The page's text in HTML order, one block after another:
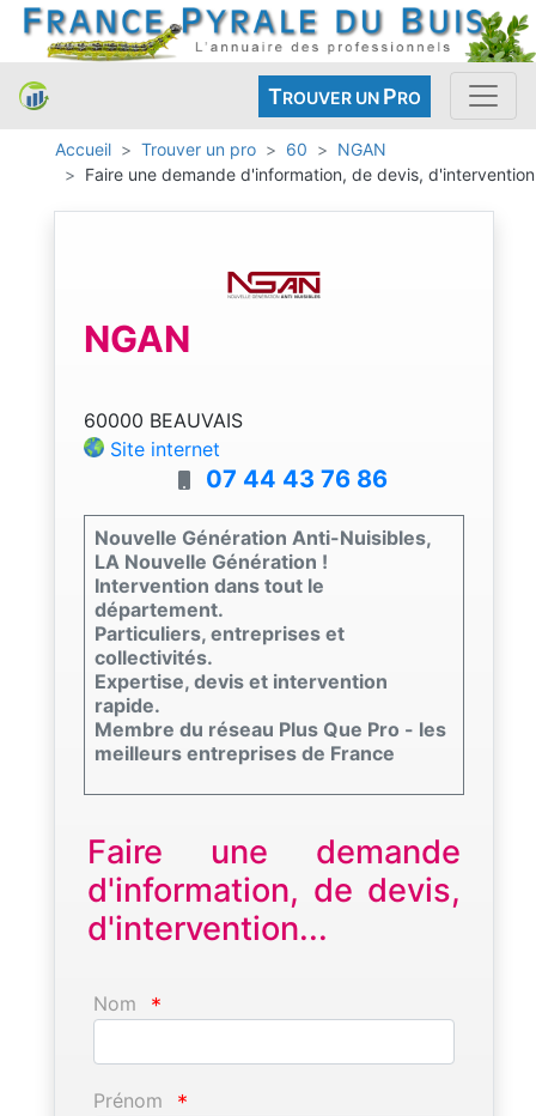
TROUVER UN PRO
Accueil Trouver un pro 60
NGAN
Faire une demande d'information, de devis, d'intervention
NGAN
60000 BEAUVAIS
Site internet
07 44 43 76 86
Nouvelle Génération Anti-Nuisibles,
LA Nouvelle Génération !
Intervention dans tout le
département.
Particuliers, entreprises et
collectivités.
Expertise, devis et intervention
rapide.
Membre du réseau Plus Que Pro - les
meilleurs entreprises de France
Faire une demande
d'information, de devis,
d'intervention...
Nom *
Prénom *